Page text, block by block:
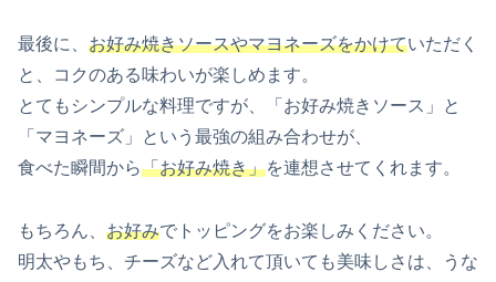
最後に、 お好み焼きソースやマヨネーズをかけていただく
と、コクのある味わいが楽しめます。
とてもシンプルな料理ですが、「お好み焼きソース」と
「マヨネーズ」という最強の組み合わせが、
食べた瞬間から「お好み焼き」を連想させてくれます。
もちろん、 お好みでトッピングをお楽しみください。
明太やもち、チーズなど入れて頂いても美味しさは、うな